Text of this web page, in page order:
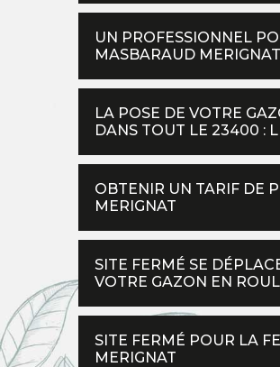
UN PROFESSIONNEL
MASBARAUD MERIGNAT
LA POSE DE VOTRE
DANS TOUT LE 23400 :
OBTENIR UN TARIF DE
MERIGNAT
SITE FERMÉ SE
VOTRE GAZON EN
SITE FERMÉ POUR LA
MERIGNAT